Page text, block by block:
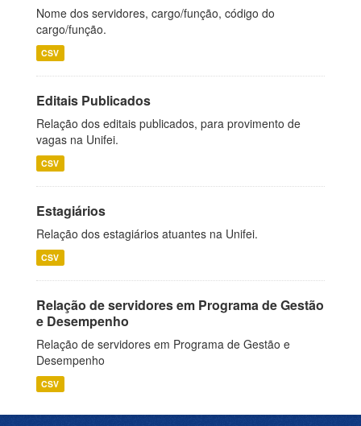
Nome dos servidores, cargo/função, código do
cargo/função.
CSV
Editais Publicados
Relação dos editais publicados, para provimento de
vagas na Unifei.
CSV
Estagiários
Relação dos estagiários atuantes na Unifei.
CSV
Relação de servidores em Programa de Gestão
e Desempenho
Relação de servidores em Programa de Gestão e
Desempenho
CSV